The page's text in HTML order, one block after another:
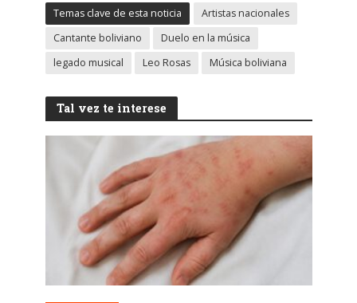
Temas clave de esta noticia
Artistas nacionales
Cantante boliviano
Duelo en la música
legado musical
Leo Rosas Música boliviana
Tal vez te interese